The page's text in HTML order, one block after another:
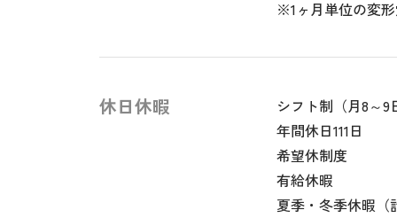
※1ヶ月単位の変
休日休暇
シフト制（月8～9
年間休日111日
希望休制度
有給休暇
夏季・冬季休暇（